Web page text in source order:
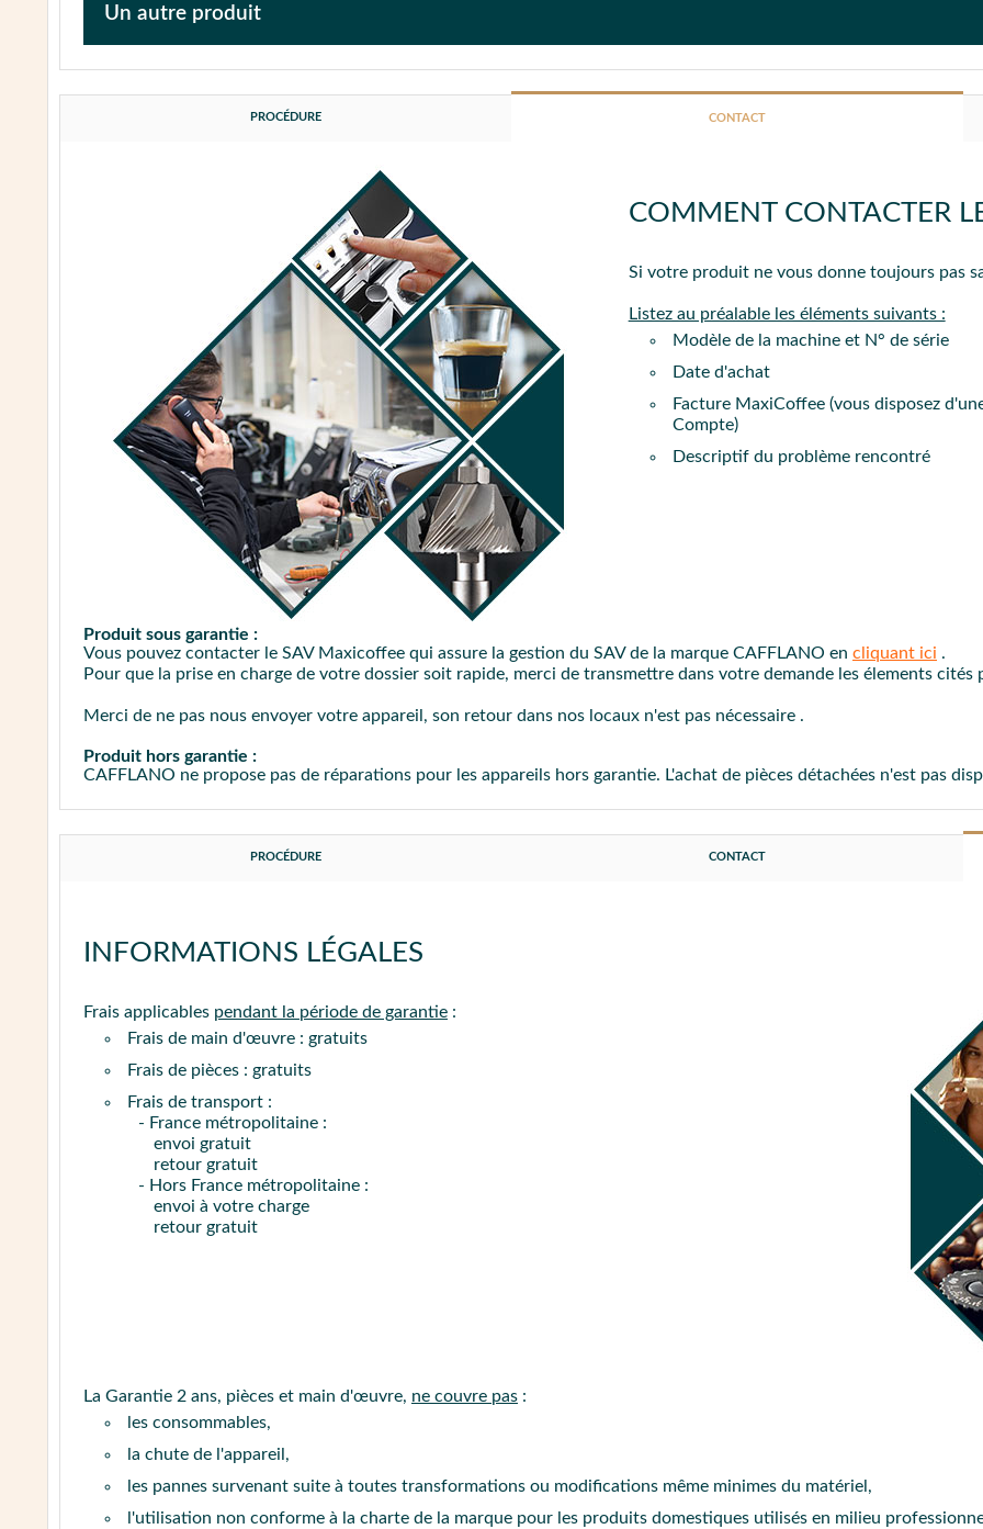
Un autre produit
Afin de faciliter la prise en charge de votre appareil, nous vous invitons, dans un premier temps, à tester l'appareil
reportant à la notice afin de fournir le maximum d'informations au service après-vente.
PROCÉDURE CONTACT
COMMENT CONTACTER
Si votre produit ne vous donne toujours pas
Listez au préalable les éléments suivants :
Modèle de la machine et N° de série
Date d'achat
Facture MaxiCoffee (vous disposez
Compte)
Descriptif du problème rencontré
Produit sous garantie :
Vous pouvez contacter le SAV Maxicoffee qui assure la gestion du SAV de la marque CAFFLANO en cliquant ici .
Pour que la prise en charge de votre dossier soit rapide, merci de transmettre dans votre demande les élements cités
Merci de ne pas nous envoyer votre appareil, son retour dans nos locaux n'est pas nécessaire .
Produit hors garantie :
CAFFLANO ne propose pas de réparations pour les appareils hors garantie. L'achat de pièces détachées n'est pas
PROCÉDURE CONTACT
INFORMATIONS LÉGALES
Frais applicables pendant la période de garantie :
Frais de main d'œuvre : gratuits
Frais de pièces : gratuits
Frais de transport :
- France métropolitaine :
envoi gratuit
retour gratuit
- Hors France métropolitaine :
envoi à votre charge
retour gratuit
La Garantie 2 ans, pièces et main d'œuvre, ne couvre pas :
les consommables,
la chute de l'appareil,
les pannes survenant suite à toutes transformations ou modifications même minimes du matériel,
l'utilisation non conforme à la charte de la marque pour les produits domestiques utilisés en milieu